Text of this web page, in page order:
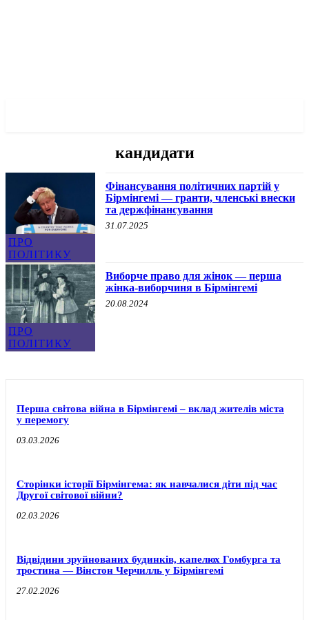
кандидати
ПРО
ПОЛІТИКУ
Фінансування політичних партій у
Бірмінгемі — гранти, членські внески
та держфінансування
31.07.2025
ПРО
ПОЛІТИКУ
Виборче право для жінок — перша
жінка-виборчиня в Бірмінгемі
20.08.2024
Перша світова війна в Бірмінгемі – вклад жителів міста
у перемогу
03.03.2026
Сторінки історії Бірмінгема: як навчалися діти під час
Другої світової війни?
02.03.2026
Відвідини зруйнованих будинків, капелюх Гомбурга та
тростина — Вінстон Черчилль у Бірмінгемі
27.02.2026